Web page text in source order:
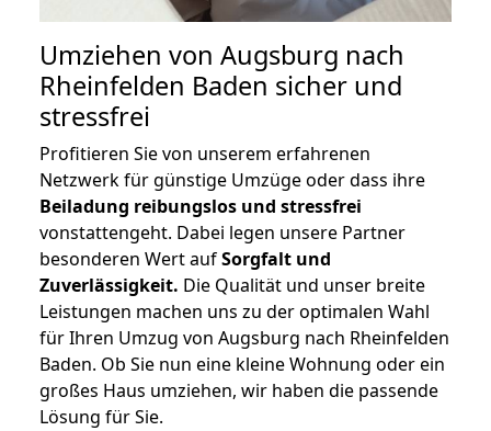
Umziehen von Augsburg nach
Rheinfelden Baden sicher und
stressfrei
Profitieren Sie von unserem erfahrenen
Netzwerk für günstige Umzüge oder dass ihre
Beiladung reibungslos und stressfrei
vonstattengeht. Dabei legen unsere Partner
besonderen Wert aufSorgfalt und
Zuverlässigkeit. Die Qualität und unser breite
Leistungen machen uns zu der optimalen Wahl
für Ihren Umzug von Augsburg nach Rheinfelden
Baden. Ob Sie nun eine kleine Wohnung oder ein
großes Haus umziehen, wir haben die passende
Lösung für Sie.